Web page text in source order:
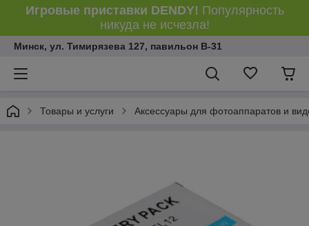
Игровые приставки DENDY! Популярность
никуда не исчезла!
Минск, ул. Тимирязева 127, павильон В-31
Товары и услуги Аксессуары для фотоаппаратов и